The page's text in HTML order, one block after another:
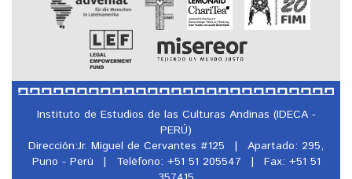
Instituto de Estudios de las Culturas Andinas (IDECA -
PERÚ)
Dirección:Jr. Miguel de Cervantes #125
|
Apartado: 295,
Puno - Perú
| Teléfono: +51 51 205547 |
Fax: +51 51